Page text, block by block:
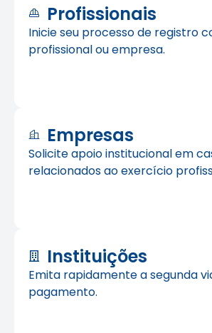
Profissionais
Inicie seu processo de registro
profissional ou empresa.
Empresas
Solicite apoio institucional em
relacionados ao exercício
Instituições
Emita rapidamente a segunda
pagamento.